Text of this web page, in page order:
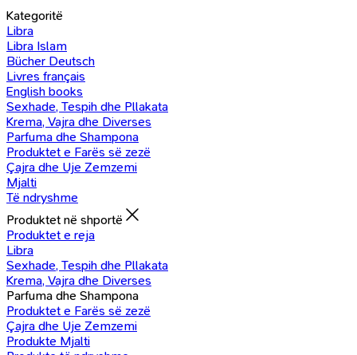
Kategoritë
Libra
Libra Islam
Bücher Deutsch
Livres français
English books
Sexhade, Tespih dhe Pllakata
Krema, Vajra dhe Diverses
Parfuma dhe Shampona
Produktet e Farës së zezë
Çajra dhe Uje Zemzemi
Mjalti
Të ndryshme
Produktet në shportë
Produktet e reja
Libra
Sexhade, Tespih dhe Pllakata
Krema, Vajra dhe Diverses
Parfuma dhe Shampona
Produktet e Farës së zezë
Çajra dhe Uje Zemzemi
Produkte Mjalti